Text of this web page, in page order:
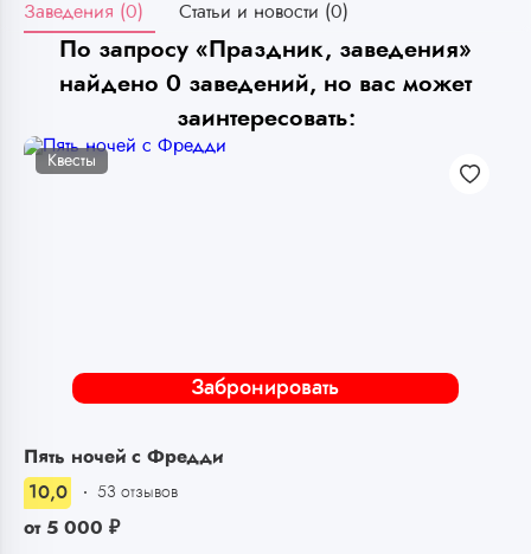
Заведения (0) Статьи и новости (0)
По запросу «Праздник, заведения»
найдено 0 заведений, но вас может
заинтересовать:
Забронировать
Квесты
Пять ночей с Фредди
10,0
53 отзывов
от 5 000 ₽